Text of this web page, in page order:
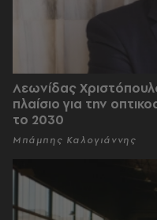
Λεωνίδας
πλαίσιο για την
το 2030
Μπάμπης Καλογιάννης